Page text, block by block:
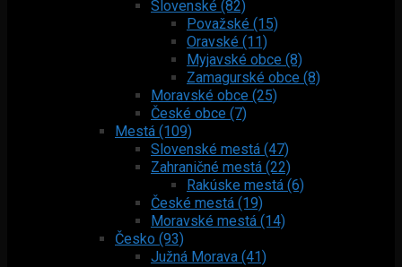
Slovenské (82)
Považské (15)
Oravské (11)
Myjavské obce (8)
Zamagurské obce (8)
Moravské obce (25)
České obce (7)
Mestá (109)
Slovenské mestá (47)
Zahraničné mestá (22)
Rakúske mestá (6)
České mestá (19)
Moravské mestá (14)
Česko (93)
Južná Morava (41)